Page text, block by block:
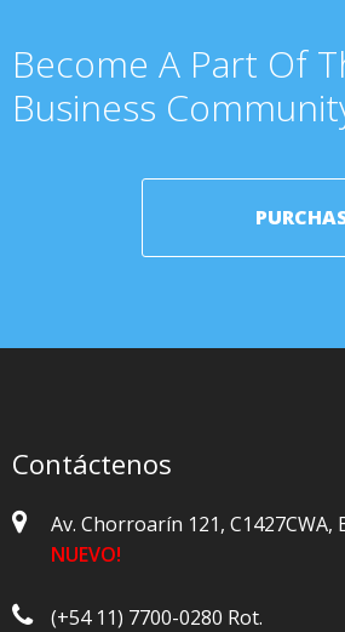
Become A Part Of
Business
Contáctenos
Av. Chorroarín 121, C1427CWA,
NUEVO!
(+54 11) 7700-0280 Rot.